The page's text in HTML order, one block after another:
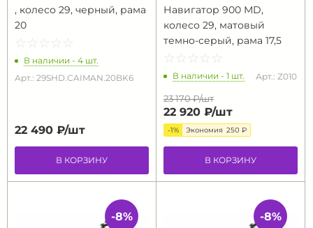
, колесо 29, черный, рама
20
☆ ☆ ☆ ☆ ☆
★ ★ ★ ★ ★
В наличии - 4 шт.
Арт.: 29SHD.CAIMAN.20BK6
22 490 ₽/шт
В КОРЗИНУ
Навигатор 900 МD,
колесо 29, матовый
темно-серый, рама 17,5
☆ ☆ ☆ ☆ ☆
★ ★ ★ ★ ★
В наличии - 1 шт. Арт.: Z010
23 170 ₽/шт
22 920 ₽/шт
-1% Экономия 250 ₽
В КОРЗИНУ
-8% -8%